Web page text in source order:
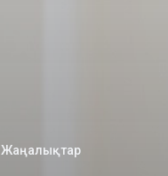
Жаңалықтар